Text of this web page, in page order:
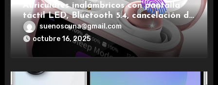
Auriculares inalámbricos con pantalla
táctil LED, Bluetooth 5.4, cancelación de
ruido, impermeables y de larga duración.
suenoscuna@gmail.com
octubre 16, 2025